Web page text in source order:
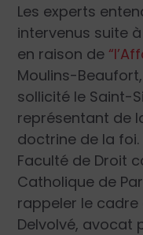
Les experts
intervenus suite
en raison de
Moulins-
sollicité le Saint-
représentant de
doctrine de la foi.
Faculté de Droit
Catholique de
rappeler le
Delvolvé, avocat